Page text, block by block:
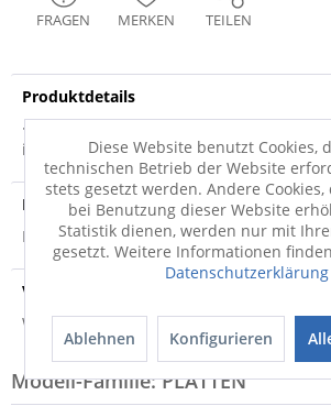
FRAGEN MERKEN TEILEN
Produktdetails
· Edelstahl · Plattenständer aus
in der Größe 40 x 40 cm...mehr
Produktsicherheit
Produktsicherheit
Versandinfo
Weitere Informationen zum Versand...
Modell-Familie: PLATTEN
Diese Website benutzt Cookies,
technischen Betrieb der Website
stets gesetzt werden. Andere
bei Benutzung dieser Website
Statistik dienen, werden nur mit
gesetzt. Weitere Informationen
Datenschutzerklärung
Ablehnen Konfigurieren